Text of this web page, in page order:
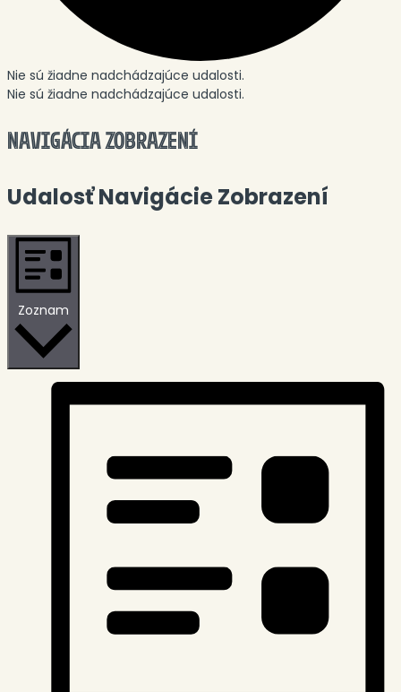
Nie sú žiadne nadchádzajúce udalosti.
Nie sú žiadne nadchádzajúce udalosti.
NAVIGÁCIA ZOBRAZENÍ
Udalosť Navigácie Zobrazení
Zoznam